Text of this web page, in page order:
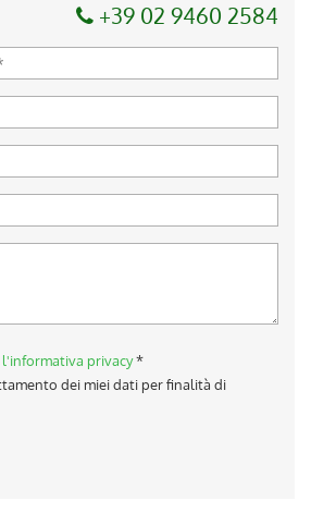
+39 02 9460 2584
l'informativa privacy*
dei miei dati per finalità di